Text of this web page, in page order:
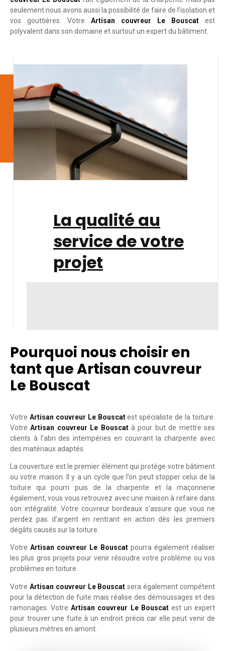
seulement nous avons aussi la possibilité de faire de l’isolation et
vos gouttières. Votre Artisan couvreur Le Bouscat est
polyvalent dans son domaine et surtout un expert du bâtiment.
La qualité au
service de votre
projet
Pourquoi nous choisir en
tant que Artisan couvreur
Le Bouscat
Votre Artisan couvreur Le Bouscatest spécialiste de la toiture.
VotreArtisan couvreur Le Bouscatà pour but de mettre ses
clients à l’abri des intempéries en couvrant la charpente avec
des matériaux adaptés.
La couverture est le premier élément qui protège votre bâtiment
ou votre maison. Il y a un cycle que l’on peut stopper celui de la
toiture qui pourri puis de la charpente et la maçonnerie
également, vous vous retrouvez avec une maison à refaire dans
son intégralité. Votre couvreur bordeaux s’assure que vous ne
perdez pas d’argent en rentrant en action dès les premiers
dégâts causés sur la toiture.
VotreArtisan couvreur Le Bouscatpourra également réaliser
les plus gros projets pour venir résoudre votre problème ou vos
problèmes en toiture.
Votre Artisan couvreur Le Bouscat sera également compétent
pour la détection de fuite mais réalise des démoussages et des
ramonages. VotreArtisan couvreur Le Bouscatest un expert
pour trouver une fuite à un endroit précis car elle peut venir de
plusieurs mètres en amont.